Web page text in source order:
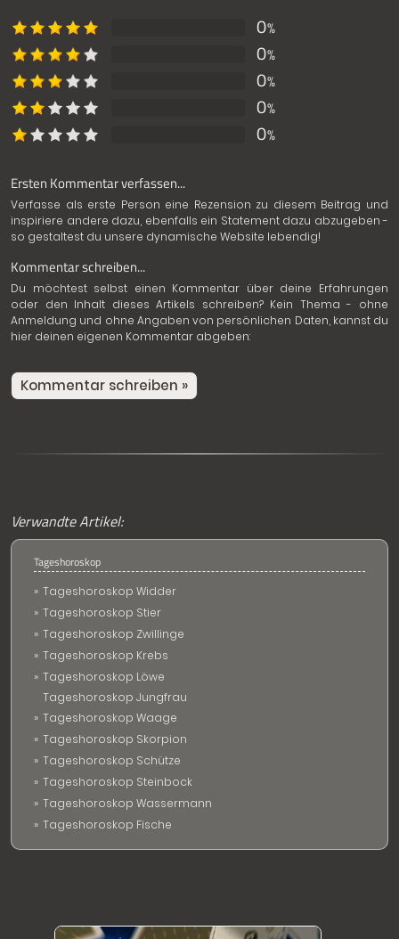
0%
0%
0%
0%
0%
Ersten Kommentar verfassen...
Verfasse als erste Person eine Rezension zu diesem Beitrag und
inspiriere andere dazu, ebenfalls ein Statement dazu abzugeben -
so gestaltest du unsere dynamische Website lebendig!
Kommentar schreiben...
Du möchtest selbst einen Kommentar über deine Erfahrungen
oder den Inhalt dieses Artikels schreiben? Kein Thema - ohne
Anmeldung und ohne Angaben von persönlichen Daten, kannst du
hier deinen eigenen Kommentar abgeben:
Kommentar schreiben »
Verwandte Artikel:
Tageshoroskop
Tageshoroskop Widder
Tageshoroskop Stier
Tageshoroskop Zwillinge
Tageshoroskop Krebs
Tageshoroskop Löwe
Tageshoroskop Jungfrau
Tageshoroskop Waage
Tageshoroskop Skorpion
Tageshoroskop Schütze
Tageshoroskop Steinbock
Tageshoroskop Wassermann
Tageshoroskop Fische